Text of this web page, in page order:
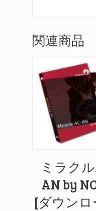
関連商品
ミラク
AN by
[ダウン